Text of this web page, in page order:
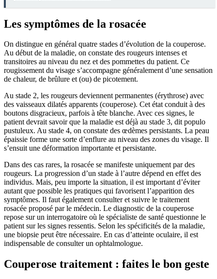
Les symptômes de la rosacée
On distingue en général quatre stades d’évolution de la couperose.
Au début de la maladie, on constate des rougeurs intenses et
transitoires au niveau du nez et des pommettes du patient. Ce
rougissement du visage s’accompagne généralement d’une sensation
de chaleur, de brûlure et (ou) de picotement.
Au stade 2, les rougeurs deviennent permanentes (érythrose) avec
des vaisseaux dilatés apparents (couperose). Cet état conduit à des
boutons disgracieux, parfois à tête blanche. Avec ces signes, le
patient devrait savoir que la maladie est déjà au stade 3, dit populo
pustuleux. Au stade 4, on constate des œdèmes persistants. La peau
épaissie forme une sorte d’enflure au niveau des zones du visage. Il
s’ensuit une déformation importante et persistante.
Dans des cas rares, la rosacée se manifeste uniquement par des
rougeurs. La progression d’un stade à l’autre dépend en effet des
individus. Mais, peu importe la situation, il est important d’éviter
autant que possible les pratiques qui favorisent l’apparition des
symptômes. Il faut également consulter et suivre le traitement
rosacée proposé par le médecin. Le diagnostic de la couperose
repose sur un interrogatoire où le spécialiste de santé questionne le
patient sur les signes ressentis. Selon les spécificités de la maladie,
une biopsie peut être nécessaire. En cas d’atteinte oculaire, il est
indispensable de consulter un ophtalmologue.
Couperose traitement : faites le bon geste